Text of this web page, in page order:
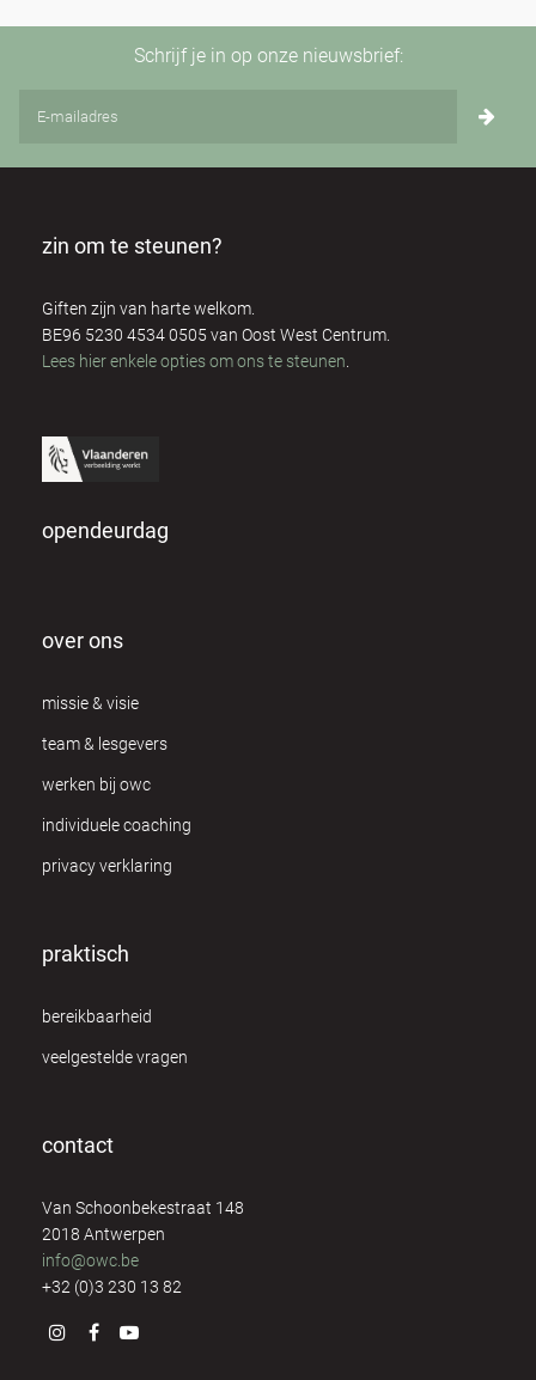
Claire Elouard
Dominique Respens
Dora Olah
Ellen Saen
Els Mertens
Els Van Ginneken
Fanny Heuten
Freija Wouters
George van Elst
Guido Paeps
Ilse Geusens
Ingrid Debert
Irene Nolte
Isabelle Verstraeten
Schrijf je in op onze nieuwsbrief:
zin om te steunen?
Giften zijn van harte welkom.
BE96 5230 4534 0505 van Oost West Centrum.
Lees hier enkele opties om ons te steunen
opendeurdag
over ons
missie & visie
team & lesgevers
werken bij owc
individuele coaching
privacy verklaring
praktisch
bereikbaarheid
veelgestelde vragen
contact
Van Schoonbekestraat 148
2018 Antwerpen
info@owc.be
+32 (0)3 230 13 82